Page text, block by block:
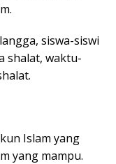
siswa-siswi
shalat, waktu-
Islam yang
yang mampu.